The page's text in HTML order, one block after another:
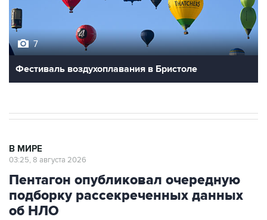
7
Фестиваль воздухоплавания в Бристоле
В МИРЕ
03:25, 8 августа 2026
Пентагон опубликовал очередную
подборку рассекреченных данных
об НЛО